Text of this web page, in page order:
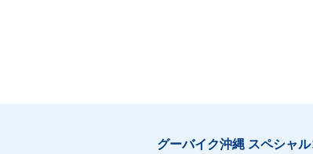
グーバイク沖縄 スペシャ